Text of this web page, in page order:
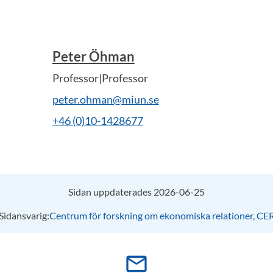
Peter Öhman
Professor|Professor
peter.ohman@miun.se
+46 (0)10-1428677
Sidan uppdaterades 2026-06-25
Sidansvarig:Centrum för forskning om ekonomiska relationer,
mail_outline